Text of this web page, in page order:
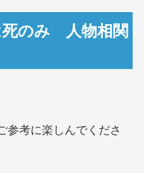
死のみ 人物相関
参考に楽しんでくださ